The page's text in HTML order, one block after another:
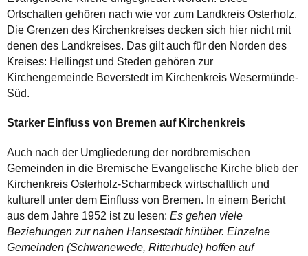
Ortschaften gehören nach wie vor zum Landkreis Osterholz.
Die Grenzen des Kirchenkreises decken sich hier nicht mit
denen des Landkreises. Das gilt auch für den Norden des
Kreises: Hellingst und Steden gehören zur
Kirchengemeinde Beverstedt im Kirchenkreis Wesermünde-
Süd.
Starker Einfluss von Bremen auf Kirchenkreis
Auch nach der Umgliederung der nordbremischen
Gemeinden in die Bremische Evangelische Kirche blieb der
Kirchenkreis Osterholz-Scharmbeck wirtschaftlich und
kulturell unter dem Einfluss von Bremen. In einem Bericht
aus dem Jahre 1952 ist zu lesen: Es gehen viele
Beziehungen zur nahen Hansestadt hinüber. Einzelne
Gemeinden (Schwanewede, Ritterhude) hoffen auf